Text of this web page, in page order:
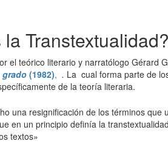
Transtextualidad?
el teórico literario y narratólogo Gérard
grado (1982), . La cual forma parte de
de la teoría literaria.
una resignificación de los términos que
en un principio definía la
textos»